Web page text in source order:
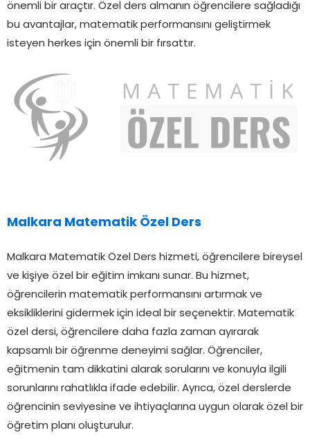
önemli bir araçtır. Özel ders almanın öğrencilere sağladığı
bu avantajlar, matematik performansını geliştirmek
isteyen herkes için önemli bir fırsattır.
Malkara Matematik Özel Ders
Malkara Matematik Özel Ders hizmeti, öğrencilere bireysel
ve kişiye özel bir eğitim imkanı sunar. Bu hizmet,
öğrencilerin matematik performansını artırmak ve
eksikliklerini gidermek için ideal bir seçenektir. Matematik
özel dersi, öğrencilere daha fazla zaman ayırarak
kapsamlı bir öğrenme deneyimi sağlar. Öğrenciler,
eğitmenin tam dikkatini alarak sorularını ve konuyla ilgili
sorunlarını rahatlıkla ifade edebilir. Ayrıca, özel derslerde
öğrencinin seviyesine ve ihtiyaçlarına uygun olarak özel bir
öğretim planı oluşturulur.